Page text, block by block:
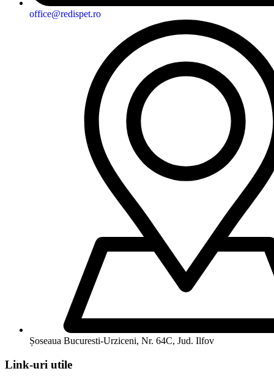
office@redispet.ro
Șoseaua Bucuresti-Urziceni, Nr. 64C, Jud. Ilfov
Link-uri utile